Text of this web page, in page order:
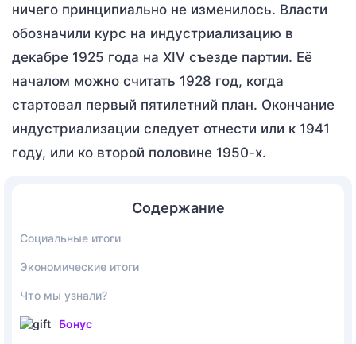
ничего принципиально не изменилось. Власти
обозначили курс на индустриализацию в
декабре 1925 года на XIV съезде партии. Её
началом можно считать 1928 год, когда
стартовал первый пятилетний план. Окончание
индустриализации следует отнести или к 1941
году, или ко второй половине 1950-х.
Содержание
Социальные итоги
Экономические итоги
Что мы узнали?
Бонус